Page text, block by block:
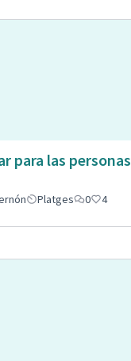
para las personas
Platges 0 4